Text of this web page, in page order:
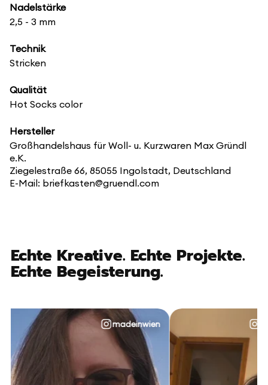
Nadelstärke
2,5 - 3 mm
Technik
Stricken
Qualität
Hot Socks color
Hersteller
Großhandelshaus für Woll- u. Kurzwaren Max Gründl
e.K.
Ziegelestraße 66, 85055 Ingolstadt, Deutschland
E-Mail: briefkasten@gruendl.com
Echte Kreative. Echte Projekte.
Echte Begeisterung.
madeinwien